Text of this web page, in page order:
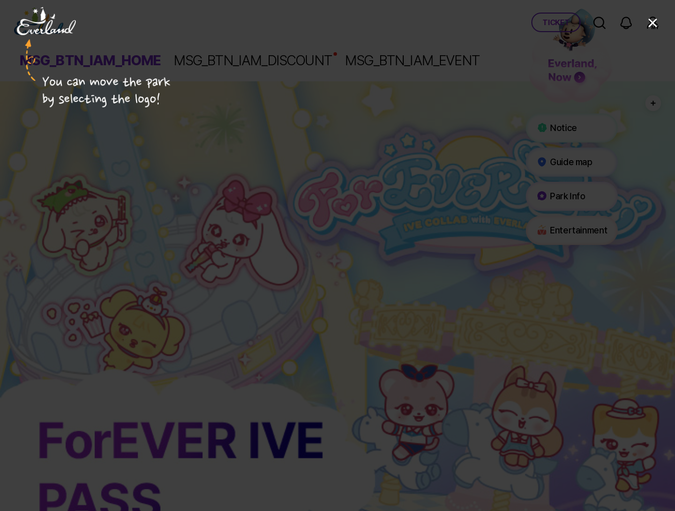
TICKET
MSG_BTN_IAM_HOME MSG_BTN_IAM_DISCOUNT MSG_BTN_IAM_EVENT
Notice
Guide map
Park Info
Entertainment